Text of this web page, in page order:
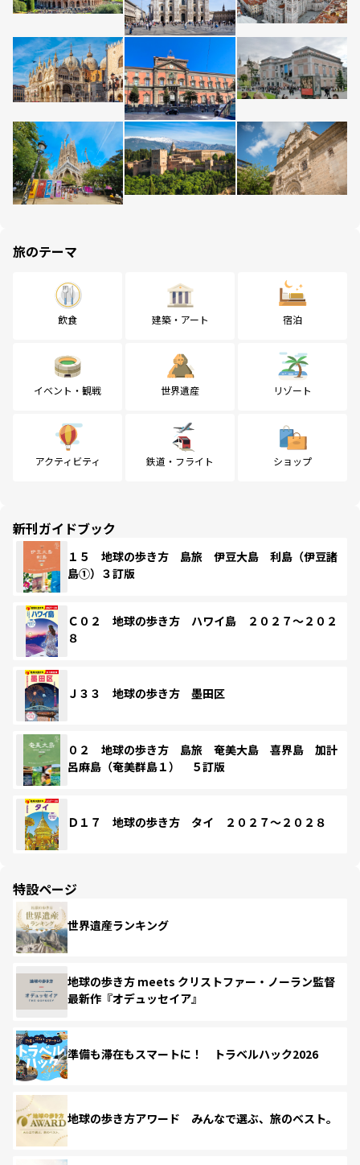
旅のテーマ
飲食 建築・アート 宿泊
イベント・観戦 世界遺産 リゾート
アクティビティ 鉄道・フライト ショップ
新刊ガイドブック
１５ 地球の歩き方 島旅 伊豆大島 利島（伊豆諸
島①）３訂版
Ｃ０２ 地球の歩き方 ハワイ島 ２０２７～２０２
８
Ｊ３３ 地球の歩き方 墨田区
０２ 地球の歩き方 島旅 奄美大島 喜界島 加計
呂麻島（奄美群島１） ５訂版
Ｄ１７ 地球の歩き方 タイ ２０２７～２０２８
特設ページ
世界遺産ランキング
地球の歩き方 meets クリストファー・ノーラン監督
最新作『オデュッセイア』
準備も滞在もスマートに！ トラベルハック2026
地球の歩き方アワード みんなで選ぶ、旅のベスト。